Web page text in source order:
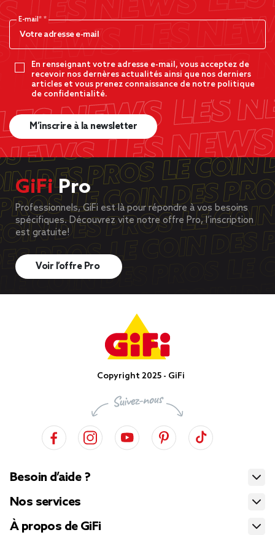
E-mail*
En renseignant votre adresse e-mail, vous acceptez de
recevoir nos dernères actualités ainsi que nos derniers
articles et vous prenez connaissance de notre politique
de confidentialité.
M’inscrire à la newsletter
GiFiPro
Professionnels, GiFi est là pour répondre à vos besoins
spécifiques. Découvrez vite notre offre Pro, l’inscription
est gratuite!
Voir l’offre Pro
Copyright 2025 - GiFi
Besoin d’aide ?
Nos services
À propos de GiFi